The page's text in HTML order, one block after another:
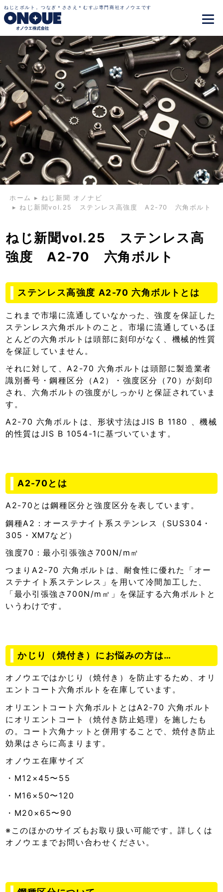
ねじとボルト。つなぎ＊ささえ＊むすぶ専門商社オノウエです
ホーム ▸ ねじ新聞 オノナビ
▸ ねじ新聞vol.25 ステンレス高強度 A2-70 六角ボルト
ねじ新聞vol.25 ステンレス高
強度 A2-70 六角ボルト
ステンレス高強度 A2-70 六角ボルトとは
これまで市場に流通していなかった、強度を保証した
ステンレス六角ボルトのこと。市場に流通しているほ
とんどの六角ボルトは頭部に刻印がなく、機械的性質
を保証していません。
それに対して、A2-70 六角ボルトは頭部に製造業者
識別番号・鋼種区分（A2）・強度区分（70）が刻印
され、六角ボルトの強度がしっかりと保証されていま
す。
A2-70 六角ボルトは、形状寸法はJIS B 1180 、機械
的性質はJIS B 1054-1に基づいています。
A2-70とは
A2-70とは鋼種区分と強度区分を表しています。
鋼種A2：オーステナイト系ステンレス（SUS304・
305・XM7など）
強度70：最小引張強さ700N/m㎡
つまりA2-70 六角ボルトは、耐食性に優れた「オー
ステナイト系ステンレス」を用いて冷間加工した、
「最小引張強さ700N/m㎡」を保証する六角ボルトと
いうわけです。
かじり（焼付き）にお悩みの方は…
オノウエではかじり（焼付き）を防止するため、オリ
エントコート六角ボルトを在庫しています。
オリエントコート六角ボルトとはA2-70 六角ボルト
にオリエントコート（焼付き防止処理）を施したも
の。コート六角ナットと併用することで、焼付き防止
効果はさらに高まります。
オノウエ在庫サイズ
・M12×45〜55
・M16×50〜120
・M20×65〜90
※このほかのサイズもお取り扱い可能です。詳しくは
オノウエまでお問い合わせください。